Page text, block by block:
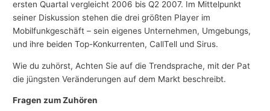
ersten Quartal vergleicht 2006 bis Q2 2007. Im Mittelpunkt
seiner Diskussion stehen die drei größten Player im
Mobilfunkgeschäft – sein eigenes Unternehmen, Umgebungs,
und ihre beiden Top-Konkurrenten, CallTell und Sirus.
Wie du zuhörst, Achten Sie auf die Trendsprache, mit der Pat
die jüngsten Veränderungen auf dem Markt beschreibt.
Fragen zum Zuhören